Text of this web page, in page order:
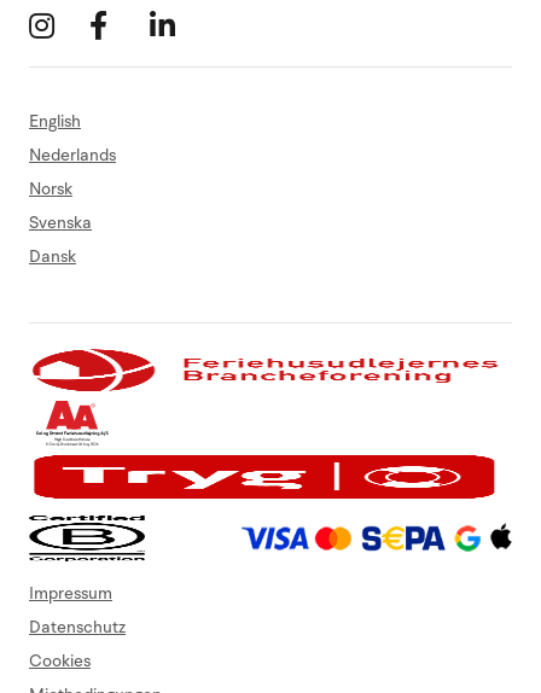
English
Nederlands
Norsk
Svenska
Dansk
Impressum
Datenschutz
Cookies